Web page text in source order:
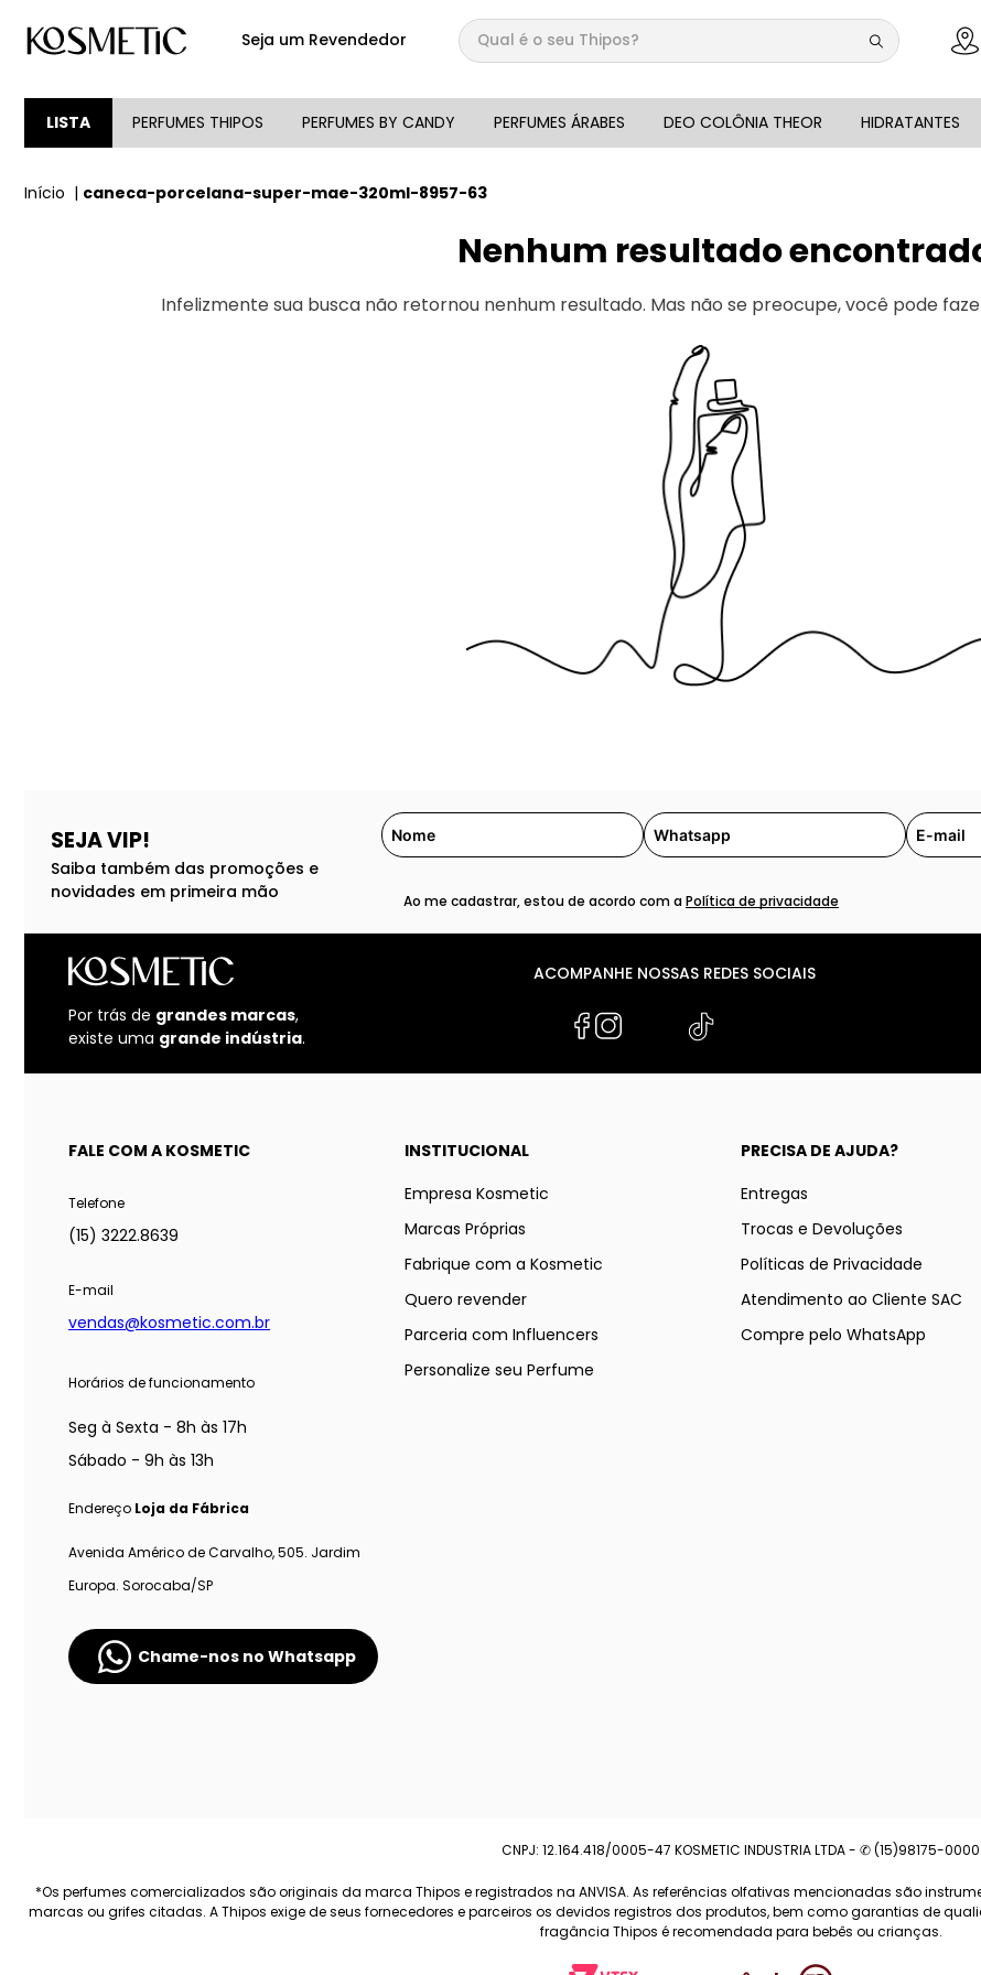
Seja um Revendedor
Qual é o seu Thipos?
LISTA PERFUMES THIPOS PERFUMES BY CANDY PERFUMES ÁRABES DEO COLÔNIA THEOR HIDRATANTES
caneca-porcelana-super-mae-320ml-8957-63
Nenhum resultado
Infelizmente sua busca não retornou nenhum resultado. Mas não se preocupe, você pode
SEJA VIP!
Saiba também das promoções e
novidades em primeira mão
Ao me cadastrar, estou de acordo com aPolítica de privacidade
Por trás de grandes marcas,
existe uma grande indústria.
ACOMPANHE NOSSAS REDES SOCIAIS
FALE COM A KOSMETIC
Telefone
(15) 3222.8639
E-mail
vendas@kosmetic.com.br
Horários de funcionamento
Seg à Sexta - 8h às 17h
Sábado - 9h às 13h
Endereço Loja da Fábrica
Avenida Américo de Carvalho, 505. Jardim
Europa. Sorocaba/SP
Chame-nos no Whatsapp
INSTITUCIONAL
Empresa Kosmetic
Marcas Próprias
Fabrique com a Kosmetic
Quero revender
Parceria com Influencers
Personalize seu Perfume
PRECISA DE AJUDA?
Entregas
Trocas e Devoluções
Políticas de Privacidade
Atendimento ao Cliente SAC
Compre pelo WhatsApp
CNPJ: 12.164.418/0005-47 KOSMETIC INDUSTRIA LTDA - ✆ (15)98175-0000
*Os perfumes comercializados são originais da marca Thipos e registrados na ANVISA. As referências olfativas mencionadas são
marcas ou grifes citadas. A Thipos exige de seus fornecedores e parceiros os devidos registros dos produtos, bem como garantias de
fragância Thipos é recomendada para bebês ou crianças.
1 º
144
3º
candy
6º
105